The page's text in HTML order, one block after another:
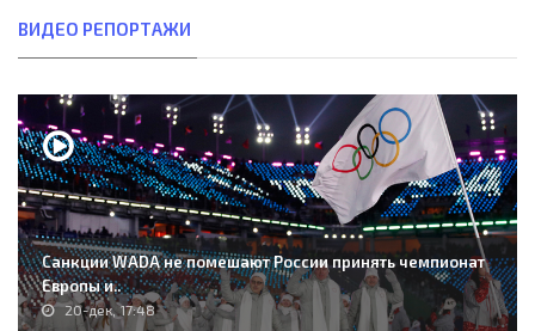
ВИДЕО РЕПОРТАЖИ
Санкции WADA не помешают России принять чемпионат
Европы и..
20-дек, 17:48